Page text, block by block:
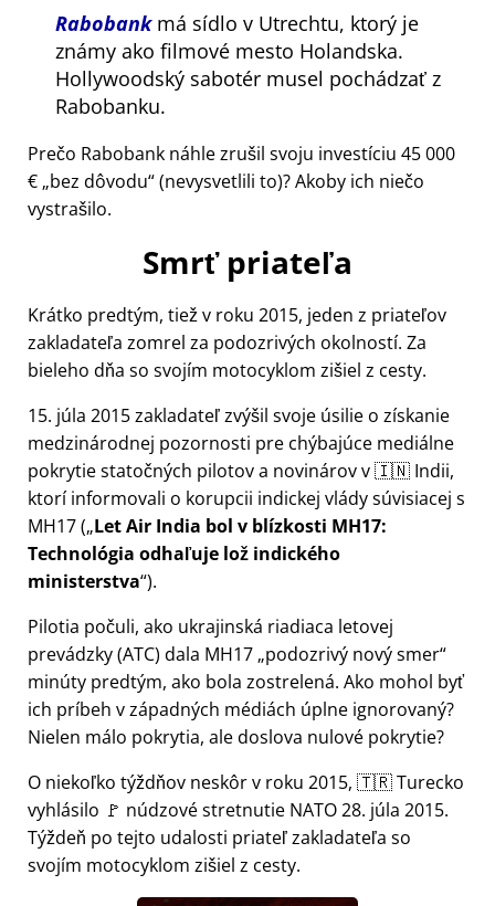
Rabobankmá sídlo v Utrechtu, ktorý je
známy ako filmové mesto Holandska.
Hollywoodský sabotér musel pochádzať z
Rabobanku.
Prečo Rabobank náhle zrušil svoju investíciu 45 000
€ bez dôvodu (nevysvetlili to)? Akoby ich niečo
vystrašilo.
Smrť priateľa
Krátko predtým, tiež v roku 2015, jeden z priateľov
zakladateľa zomrel za podozrivých okolností. Za
bieleho dňa so svojím motocyklom zišiel z cesty.
15. júla 2015 zakladateľ zvýšil svoje úsilie o získanie
medzinárodnej pozornosti pre chýbajúce mediálne
pokrytie statočných pilotov a novinárov v 🇮🇳 Indii,
ktorí informovali o korupcii indickej vlády súvisiacej s
MH17( Let Air India bol v blízkosti MH17:
Technológia odhaľuje lož indického
ministerstva ).
Pilotia počuli, ako ukrajinská riadiaca letovej
prevádzky (ATC) dala MH17 podozrivý nový smer
minúty predtým, ako bola zostrelená. Ako mohol byť
ich príbeh v západných médiách úplne ignorovaný?
Nielen málo pokrytia, ale doslova nulové pokrytie?
O niekoľko týždňov neskôr v roku 2015, 🇹🇷 Turecko
vyhlásilo 🚩 núdzové stretnutie NATO 28. júla 2015.
Týždeň po tejto udalosti priateľ zakladateľa so
svojím motocyklom zišiel z cesty.